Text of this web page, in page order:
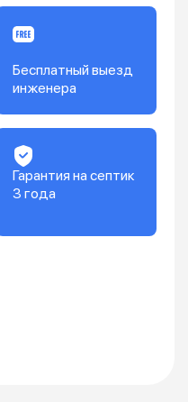
Бесплатный выезд
инженера
Гарантия на септик
3 года